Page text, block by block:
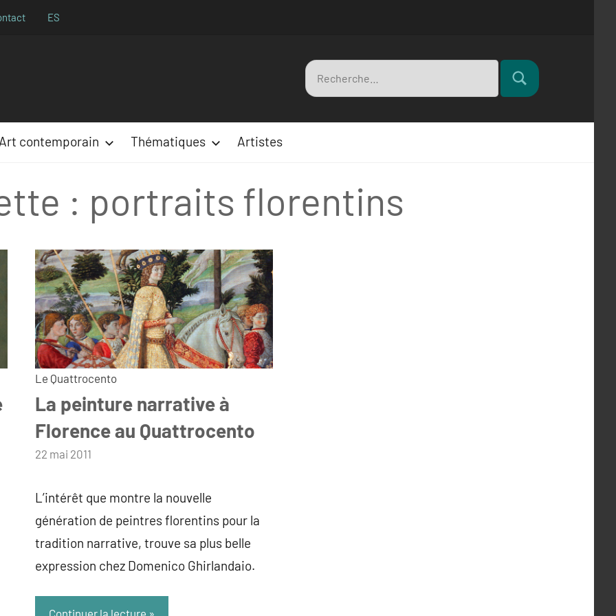
ES
Recherche
pour
Rechercher
Art contemporain Thématiques Artistes
: portraits florentins
Le Quattrocento
La peinture narrative à
Florence au Quattrocento
par
22 mai 2011
L’intérêt que montre la nouvelle
génération de peintres florentins pour la
tradition narrative, trouve sa plus belle
expression chez Domenico Ghirlandaio.
Continuer la lecture